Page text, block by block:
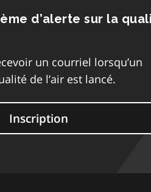
d’alerte sur la
un courriel lorsqu’un
de l’air est lancé.
Inscription